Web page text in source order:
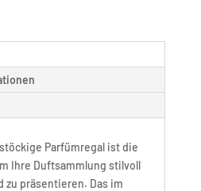
Parfümregal ist die
Ihre Duftsammlung stilvoll
zu präsentieren. Das im